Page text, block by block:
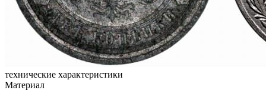
технические характеристики
Материал